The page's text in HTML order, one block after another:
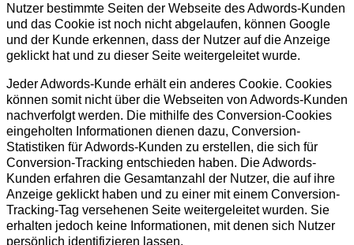
Nutzer bestimmte Seiten der Webseite des Adwords-Kunden
und das Cookie ist noch nicht abgelaufen, können Google
und der Kunde erkennen, dass der Nutzer auf die Anzeige
geklickt hat und zu dieser Seite weitergeleitet wurde.
Jeder Adwords-Kunde erhält ein anderes Cookie. Cookies
können somit nicht über die Webseiten von Adwords-Kunden
nachverfolgt werden. Die mithilfe des Conversion-Cookies
eingeholten Informationen dienen dazu, Conversion-
Statistiken für Adwords-Kunden zu erstellen, die sich für
Conversion-Tracking entschieden haben. Die Adwords-
Kunden erfahren die Gesamtanzahl der Nutzer, die auf ihre
Anzeige geklickt haben und zu einer mit einem Conversion-
Tracking-Tag versehenen Seite weitergeleitet wurden. Sie
erhalten jedoch keine Informationen, mit denen sich Nutzer
persönlich identifizieren lassen.